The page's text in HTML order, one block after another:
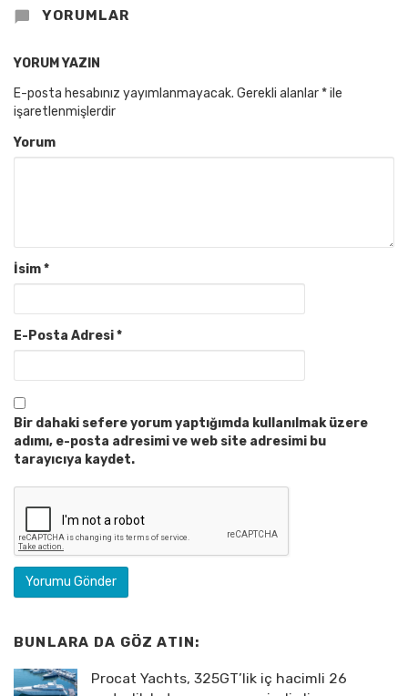
YORUMLAR
YORUM YAZIN
E-posta hesabınız yayımlanmayacak. Gerekli alanlar *ile
işaretlenmişlerdir
Yorum
İsim*
E-Posta Adresi*
Bir dahaki sefere yorum yaptığımda kullanılmak üzere
adımı, e-posta adresimi ve web site adresimi bu
tarayıcıya kaydet.
BUNLARA DA GÖZ ATIN:
Procat Yachts, 325GT’lik iç hacimli 26